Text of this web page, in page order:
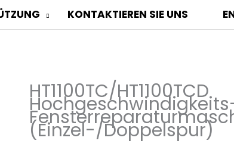
KONTAKTIEREN SIE UNS
HT1100TC/HT1100TCD
(Einzel-/Doppelspur)